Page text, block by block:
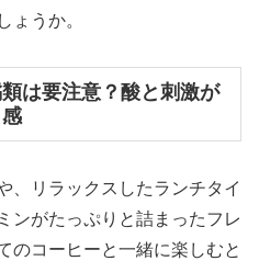
ょうか。
は要注意？酸と刺激が
、リラックスしたランチタイ
ンがたっぷりと詰まったフレ
のコーヒーと一緒に楽しむと